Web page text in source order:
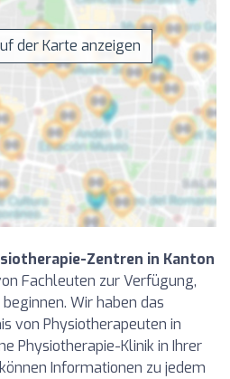
der Karte anzeigen
Zentren in Kanton
Fachleuten zur Verfügung,
Wir haben das
von Physiotherapeuten in
Physiotherapie-Klinik in Ihrer
Informationen zu jedem